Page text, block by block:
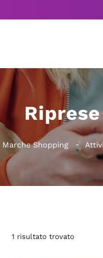
Marche Shopping
1 risultato trovato